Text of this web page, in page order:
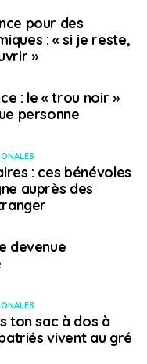
pour des
: « si je reste,
»
: le « trou noir »
personne
: ces bénévoles
auprès des
devenue
ton sac à dos à
vivent au gré